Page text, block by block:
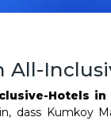
All-
Hotels in
dass Kumkoy